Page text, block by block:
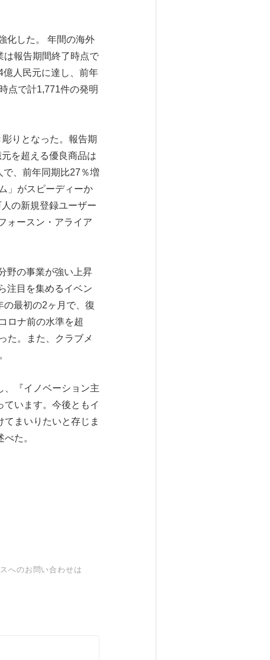
化した。 年間の海外
は報告期間終了時点で
人民元に達し、前年
点で計1,771件の発明
りとなった。報告期
を超える優良商品は
、前年同期比27％増
」がスピーディーか
の新規登録ユーザー
ォースン・アライア
野の事業が強い上昇
注目を集めるイベン
の最初の2ヶ月で、復
ロナ前の水準を超
た。また、クラブメ
、『イノベーション主
います。今後ともイ
まいりたいと存じま
た。
へのお問い合わせは